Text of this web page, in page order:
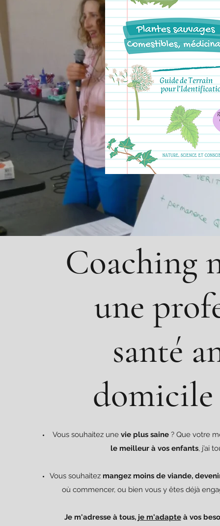
Coaching
une
santé
domicile
Vous souhaitez une vie plus saine ? Que votre
le meilleur à vos enfants, j’ai
Vous souhaitez mangez moins de viande,
où commencer, ou bien vous y êtes déjà
Je m'adresse à tous, je m'adapteà vos